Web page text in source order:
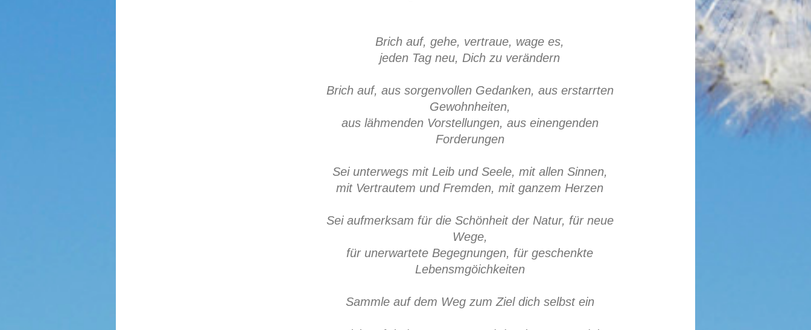
Brich auf, gehe, vertraue, wage es,
jeden Tag neu, Dich zu verändern
Brich auf, aus sorgenvollen Gedanken, aus erstarrten
Gewohnheiten,
aus lähmenden Vorstellungen, aus einengenden
Forderungen
Sei unterwegs mit Leib und Seele, mit allen Sinnen,
mit Vertrautem und Fremden, mit ganzem Herzen
Sei aufmerksam für die Schönheit der Natur, für neue
Wege,
für unerwartete Begegnungen, für geschenkte
Lebensmgöichkeiten
Sammle auf dem Weg zum Ziel dich selbst ein